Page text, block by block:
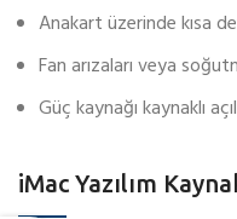
Anakart üzerinde kısa
Fan arızaları veya
Güç kaynağı kaynaklı
iMac Yazılım